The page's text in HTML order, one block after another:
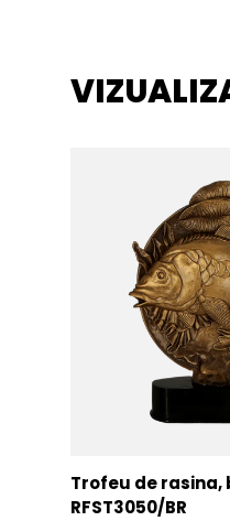
Trofeu de rasina,
RFST3050/BR